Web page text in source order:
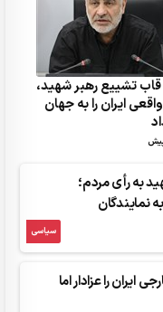
قاب تشییع رهبر شهید،
ایران را به جهان
به رأی مردم؛
نمایندگان
سیاسی
ایران را عزادار اما